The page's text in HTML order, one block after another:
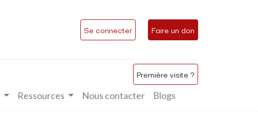
Se connecter Faire un don
Première visite ?
Ressources Nous contacter Blogs